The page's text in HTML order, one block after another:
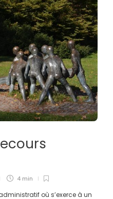
4 min
où s’exerce à un